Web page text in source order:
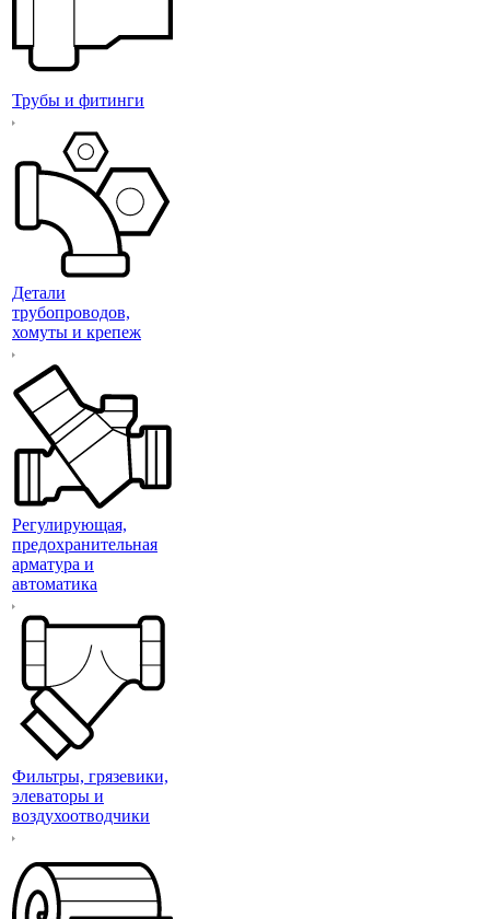
Трубы и фитинги
Детали
трубопроводов,
хомуты и крепеж
Регулирующая,
предохранительная
арматура и
автоматика
Фильтры, грязевики,
элеваторы и
воздухоотводчики